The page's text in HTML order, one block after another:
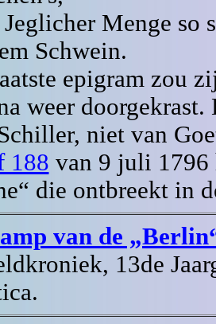
Menge so
Schwein.
epigram zou
weer
niet van
188 van 9 juli 1796
die ontbreekt in
van de
13de